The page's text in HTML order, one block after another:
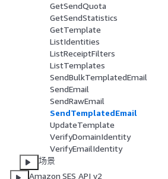
GetSendQuota
GetSendStatistics
GetTemplate
ListIdentities
ListReceiptFilters
ListTemplates
SendBulkTemplatedEmail
SendEmail
SendRawEmail
SendTemplatedEmail
UpdateTemplate
VerifyDomainIdentity
VerifyEmailIdentity
场景
Amazon SES API v2